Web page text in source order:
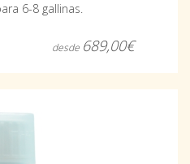
6-8 gallinas.
desde 689,00€